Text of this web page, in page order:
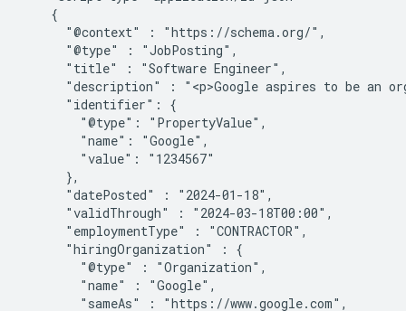
    {
      "@context" : "https://schema.org/",
      "@type" : "JobPosting",
      "title" : "Software Engineer",
"description" : "<p>Google aspires to be an
      "identifier": {
        "@type": "PropertyValue",
        "name": "Google",
        "value": "1234567"
      },
      "datePosted" : "2024-01-18",
      "validThrough" : "2024-03-18T00:00",
      "employmentType" : "CONTRACTOR",
      "hiringOrganization" : {
        "@type" : "Organization",
        "name" : "Google",
        "sameAs" : "https://www.google.com",